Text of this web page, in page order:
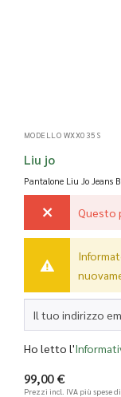
MODELLO WXX035S
Liu jo
Pantalone Liu Jo Jeans
Questo
Ho letto l'
99,00 €
Prezzi incl. IVA più spese